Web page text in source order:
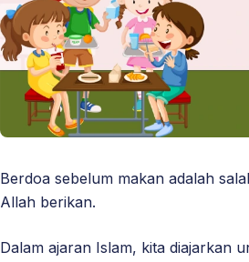
Berdoa sebelum makan adalah
Allah berikan.
Dalam ajaran Islam, kita diajarkan